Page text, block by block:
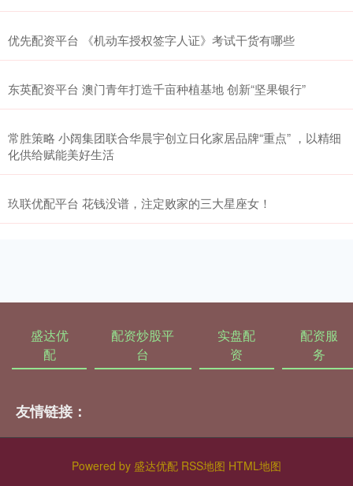
优先配资平台 《机动车授权签字人证》考试干货有哪些
东英配资平台 澳门青年打造千亩种植基地 创新“坚果银行”
常胜策略 小阔集团联合华晨宇创立日化家居品牌“重点” ，以精细
化供给赋能美好生活
玖联优配平台 花钱没谱，注定败家的三大星座女！
盛达优
配
配资炒股平
台
实盘配
资
配资服
务
友情链接：
Powered by 盛达优配 RSS地图 HTML地图